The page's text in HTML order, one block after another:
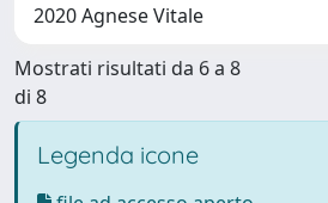
2020 Agnese Vitale
Mostrati risultati da 6 a 8
di 8
Legenda icone